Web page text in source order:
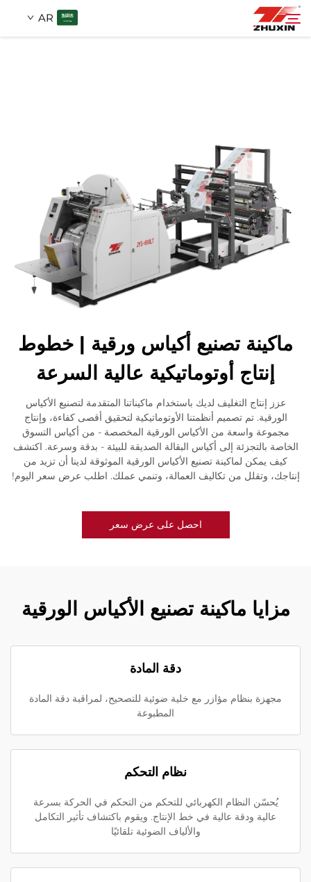
AR
أخبار
اتصل
ماكينة تصنيع أكياس ورقية | خطوط
إنتاج أوتوماتيكية عالية السرعة
عزز إنتاج التغليف لديك باستخدام ماكيناتنا المتقدمة لتصنيع الأكياس
الورقية. تم تصميم أنظمتنا الأوتوماتيكية لتحقيق أقصى كفاءة، وإنتاج
مجموعة واسعة من الأكياس الورقية المخصصة - من أكياس التسوق
الخاصة بالتجزئة إلى أكياس البقالة الصديقة للبيئة - بدقة وسرعة. اكتشف
كيف يمكن لماكينة تصنيع الأكياس الورقية الموثوقة لدينا أن تزيد من
إنتاجك، وتقلل من تكاليف العمالة، وتنمي عملك. اطلب عرض سعر اليوم!
احصل على عرض سعر
مزايا ماكينة تصنيع الأكياس الورقية
دقة المادة
مجهزة بنظام مؤازر مع خلية ضوئية للتصحيح، لمراقبة دقة المادة
المطبوعة
نظام التحكم
يُحسّن النظام الكهربائي للتحكم من التحكم في الحركة بسرعة
عالية ودقة عالية في خط الإنتاج. ويقوم باكتشاف تأثير التكامل
والألياف الضوئية تلقائيًا